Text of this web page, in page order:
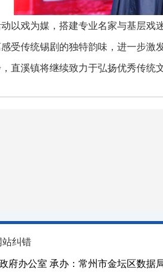
以戏为媒，搭建专业名家与基层戏
受传统锡剧的独特韵味，进一步激
直溪镇将继续致力于弘扬优秀传统
站纠错
府办公室 承办：常州市金坛区数据